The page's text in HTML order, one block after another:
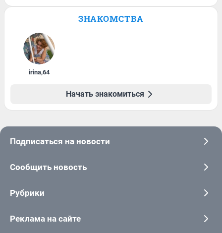
ЗНАКОМСТВА
irina,64
Начать знакомиться
Подписаться на новости
Сообщить новость
Рубрики
Реклама на сайте